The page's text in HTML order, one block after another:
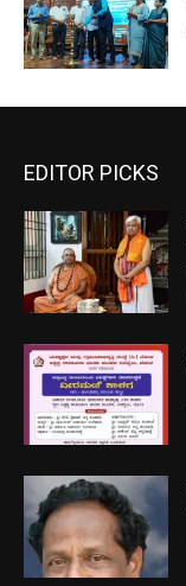
EDITOR PICKS